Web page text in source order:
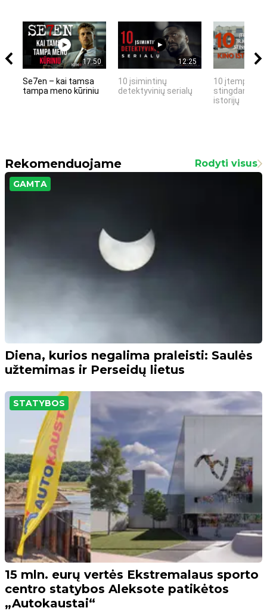
17:50
Se7en – kai tamsa
tampa meno kūriniu
12:25
10 įsimintinų
detektyvinių serialų
10 įtemptų,
stingdančių
istorijų
Rekomenduojame Rodyti visus
GAMTA
Diena, kurios negalima praleisti: Saulės
užtemimas ir Perseidų lietus
STATYBOS
15 mln. eurų vertės Ekstremalaus sporto
centro statybos Aleksote patikėtos
„Autokaustai“